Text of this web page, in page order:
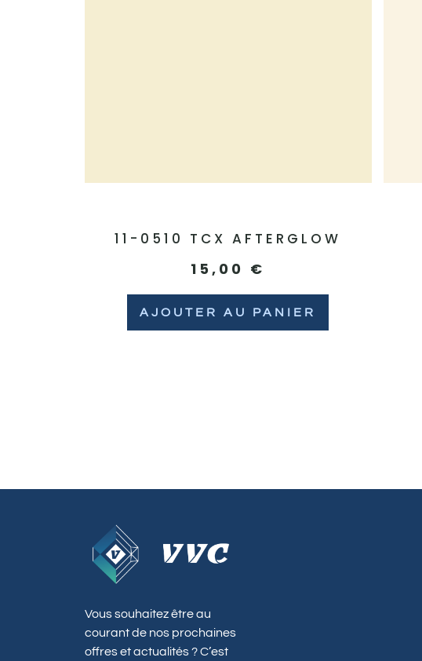
11-0510 TCX AFTERGLOW
15,00 €
AJOUTER AU PANIER
Vous souhaitez être au
courant de nos prochaines
offres et actualités ? C’est